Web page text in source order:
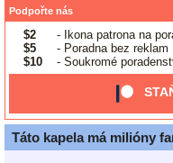
Podpořte nás
$2
- Ikona patrona na
$5
- Poradna bez reklam
$10
- Soukromé
Táto kapela má milióny